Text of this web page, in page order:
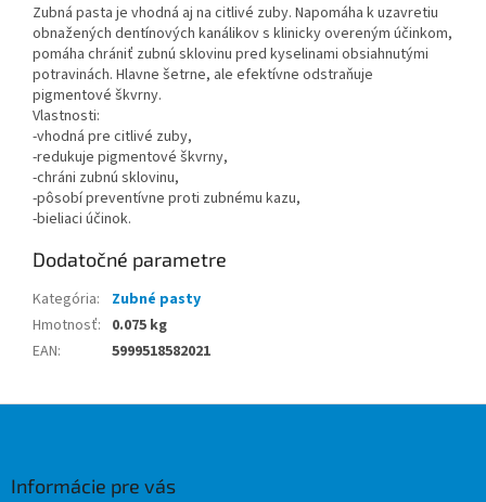
Zubná pasta je vhodná aj na citlivé zuby. Napomáha k uzavretiu
obnažených dentínových kanálikov s klinicky overeným účinkom,
pomáha chrániť zubnú sklovinu pred kyselinami obsiahnutými
potravinách. Hlavne šetrne, ale efektívne odstraňuje
pigmentové škvrny.
Vlastnosti:
-vhodná pre citlivé zuby,
-redukuje pigmentové škvrny,
-chráni zubnú sklovinu,
-pôsobí preventívne proti zubnému kazu,
-bieliaci účinok.
Dodatočné parametre
Kategória:
Zubné pasty
Hmotnosť: 0.075 kg
EAN: 5999518582021
Informácie pre vás